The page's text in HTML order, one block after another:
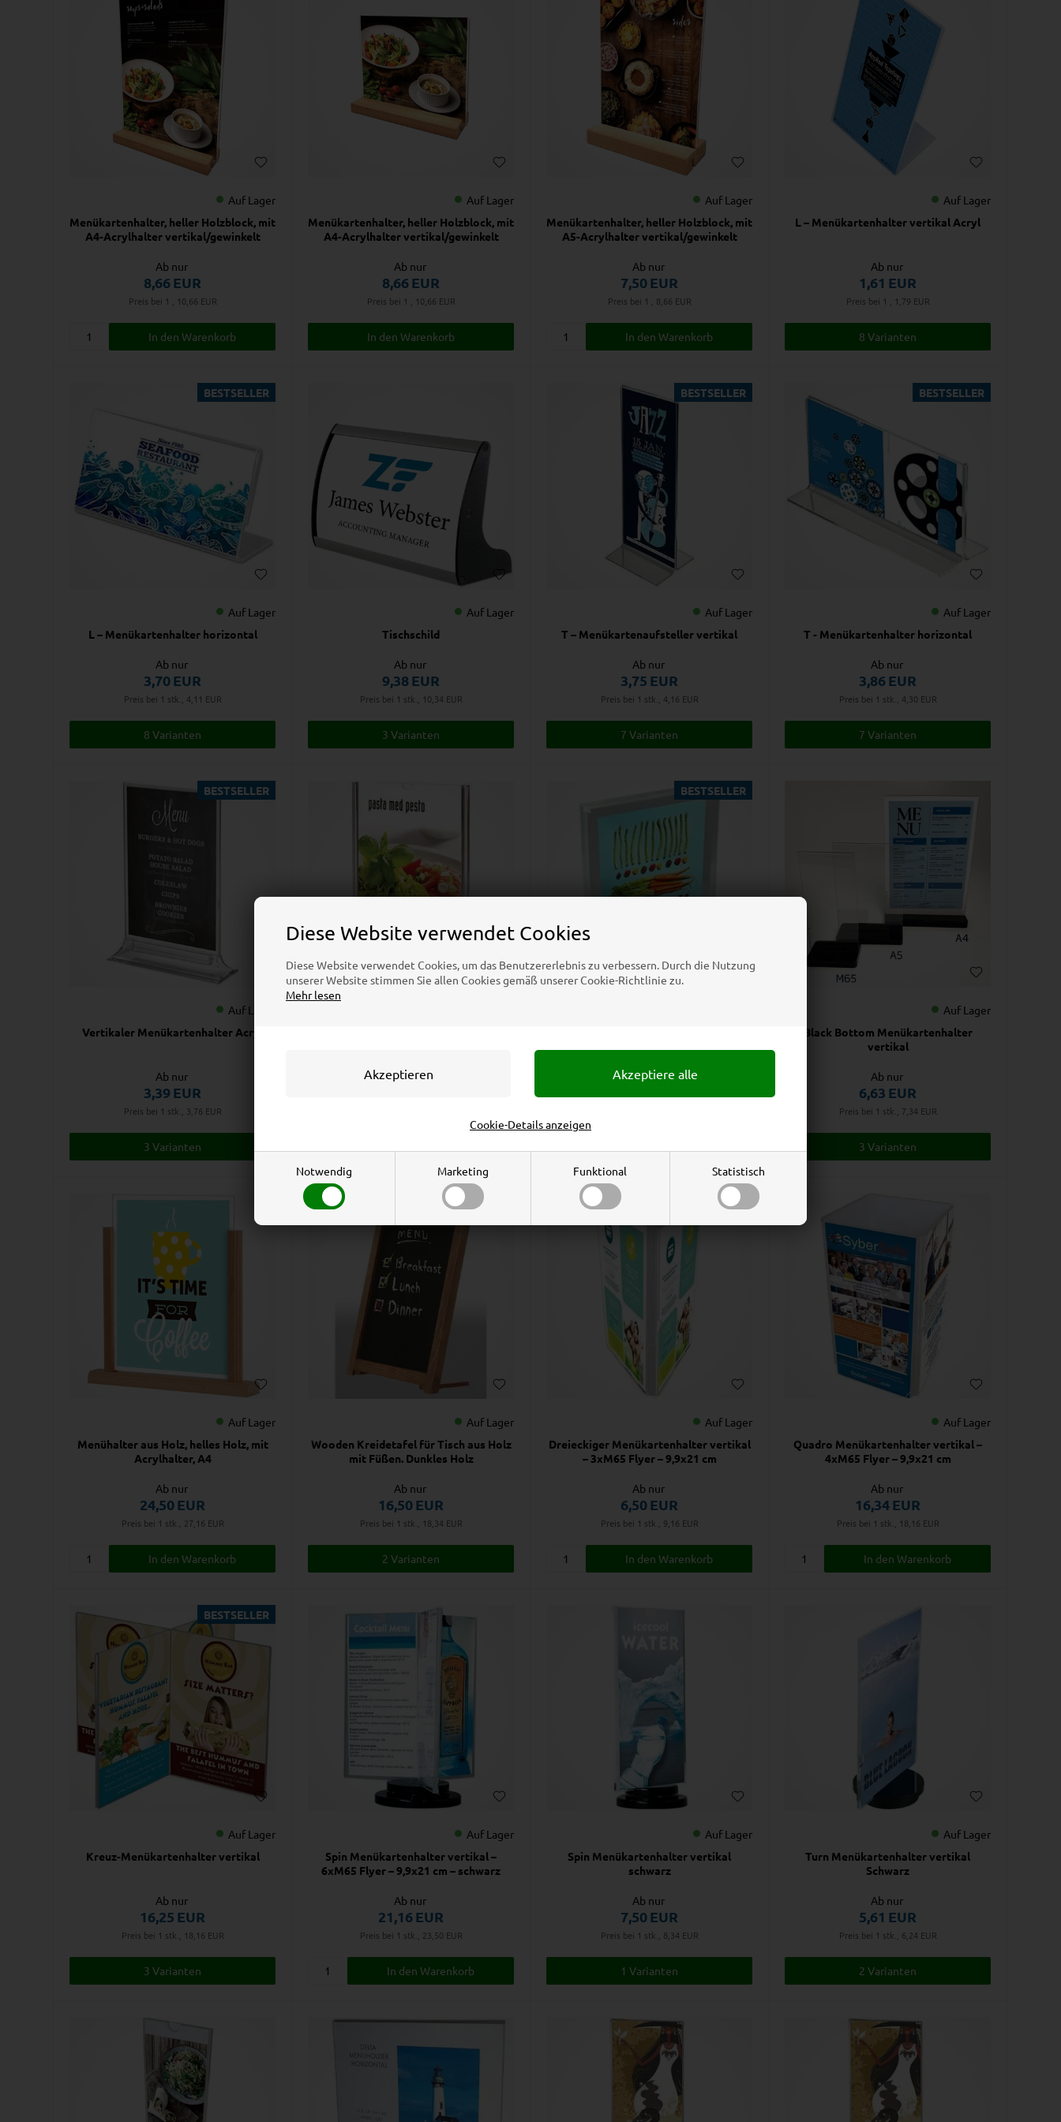
Diese Website verwendet Cookies
Diese Website verwendet Cookies, um das Benutzererlebnis zu verbessern. Durch die Nutzung
unserer Website stimmen Sie allen Cookies gemäß unserer Cookie-Richtlinie zu.
Mehr lesen
Notwendig Marketing Funktional Statistisch
Cookie-Details anzeigen
Auf Lager
Menükartenhalter, heller Holzblock, mit
A4-Acrylhalter vertikal/gewinkelt
Ab nur
8,66EUR
Preis bei 1 , 10,66 EUR
Auf Lager
Menükartenhalter, heller Holzblock, mit
A4-Acrylhalter vertikal/gewinkelt
Ab nur
8,66EUR
Preis bei 1 , 10,66 EUR
Auf Lager
Menükartenhalter, heller Holzblock, mit
A5-Acrylhalter vertikal/gewinkelt
Ab nur
7,50EUR
Preis bei 1 , 8,66 EUR
Auf Lager
L – Menükartenhalter vertikal Acryl
Ab nur
1,61 EUR
Preis bei 1 , 1,79 EUR
8 Varianten
BESTSELLER
Auf Lager
L – Menükartenhalter horizontal
Ab nur
3,70EUR
Preis bei 1 stk., 4,11 EUR
8 Varianten
Auf Lager
Tischschild
Ab nur
9,38EUR
Preis bei 1 stk., 10,34 EUR
3 Varianten
BESTSELLER
Auf Lager
T – Menükartenaufsteller vertikal
Ab nur
3,75 EUR
Preis bei 1 stk., 4,16 EUR
7 Varianten
BESTSELLER
Auf Lager
T - Menükartenhalter horizontal
Ab nur
3,86EUR
Preis bei 1 stk., 4,30 EUR
7 Varianten
BESTSELLER
Auf Lager
Vertikaler Menükartenhalter Acryl
Ab nur
3,39 EUR
Preis bei 1 stk., 3,76 EUR
3 Varianten
Ab nur
BESTSELLER
Ab nur
Auf Lager
Black Bottom Menükartenhalter
vertikal
Ab nur
6,63 EUR
Preis bei 1 stk., 7,34 EUR
3 Varianten
Auf Lager
Menühalter aus Holz, helles Holz, mit
Acrylhalter, A4
Ab nur
24,50EUR
Preis bei 1 stk., 27,16 EUR
Auf Lager
Wooden Kreidetafel für Tisch aus Holz
mit Füßen. Dunkles Holz
Ab nur
16,50EUR
Preis bei 1 stk., 18,34 EUR
2 Varianten
Auf Lager
Dreieckiger Menükartenhalter vertikal
– 3xM65 Flyer – 9,9x21 cm
Ab nur
6,50EUR
Preis bei 1 stk., 9,16 EUR
Auf Lager
Quadro Menükartenhalter vertikal –
4xM65 Flyer – 9,9x21 cm
Ab nur
16,34EUR
Preis bei 1 stk., 18,16 EUR
BESTSELLER
Auf Lager
Kreuz-Menükartenhalter vertikal
Ab nur
16,25 EUR
Preis bei 1 stk., 18,16 EUR
3 Varianten
Auf Lager
Spin Menükartenhalter vertikal –
6xM65 Flyer – 9,9x21 cm – schwarz
Ab nur
21,16EUR
Preis bei 1 stk., 23,50 EUR
Auf Lager
Spin Menükartenhalter vertikal
schwarz
Ab nur
7,50EUR
Preis bei 1 stk., 8,34 EUR
1 Varianten
Auf Lager
Turn Menükartenhalter vertikal
Schwarz
Ab nur
5,61 EUR
Preis bei 1 stk., 6,24 EUR
2 Varianten